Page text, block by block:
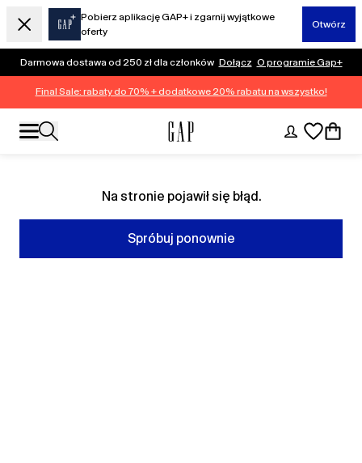
Pobierz aplikację GAP+ i zgarnij wyjątkowe
oferty
Otwórz
Darmowa dostawa od 250 zł dla członków Dołącz O programie Gap+
Final Sale: rabaty do 70% + dodatkowe 20% rabatu na wszystko!
Na stronie pojawił się błąd.
Spróbuj ponownie